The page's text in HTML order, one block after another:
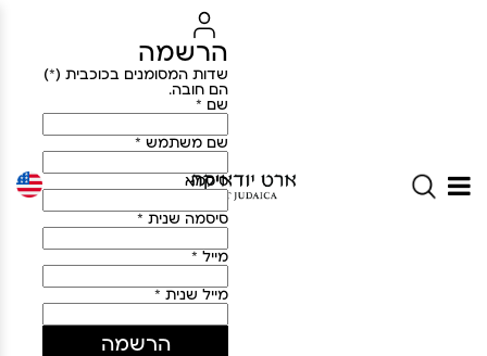
הרשמה
שדות המסומנים בכוכבית (*)
הם חובה.
שם *
שם משתמש *
סיסמא
סיסמה שנית *
מייל *
מייל שנית *
הרשמה